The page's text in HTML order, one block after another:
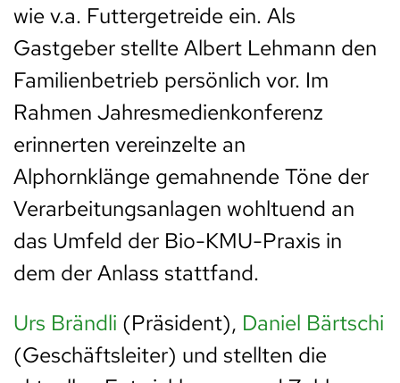
wie v.a. Futtergetreide ein. Als
Gastgeber stellte Albert Lehmann den
Familienbetrieb persönlich vor. Im
Rahmen Jahresmedienkonferenz
erinnerten vereinzelte an
Alphornklänge gemahnende Töne der
Verarbeitungsanlagen wohltuend an
das Umfeld der Bio-KMU-Praxis in
dem der Anlass stattfand.
Urs Brändli (Präsident), Daniel Bärtschi
(Geschäftsleiter) und stellten die